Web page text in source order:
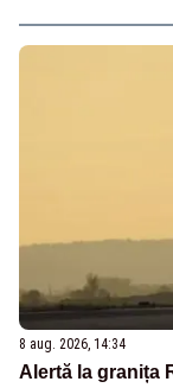
8 aug. 2026, 14:34
Alertă la granița